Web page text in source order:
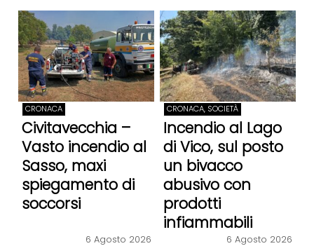
CRONACA
Civitavecchia –
Vasto incendio al
Sasso, maxi
spiegamento di
soccorsi
6 Agosto 2026
CRONACA, SOCIETÀ
Incendio al Lago
di Vico, sul posto
un bivacco
abusivo con
prodotti
infiammabili
6 Agosto 2026